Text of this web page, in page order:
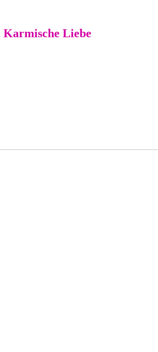
Karmische Liebe